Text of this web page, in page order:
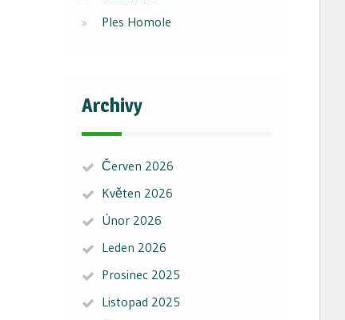
Ples Homole
Archivy
Červen 2026
Květen 2026
Únor 2026
Leden 2026
Prosinec 2025
Listopad 2025